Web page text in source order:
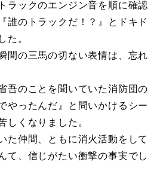
ラックのエンジン音を順に確認
誰のトラックだ！？』とドキド
た。
間の三馬の切ない表情は、忘れ
吾のことを聞いていた消防団の
やったんだ』と問いかけるシー
しくなりました。
た仲間、ともに消火活動をして
て、信じがたい衝撃の事実でし